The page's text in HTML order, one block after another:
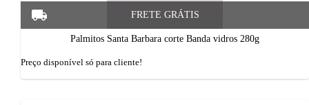
Palmitos Santa Barbara corte Banda vidros 280g
Preço disponí­vel só para cliente!